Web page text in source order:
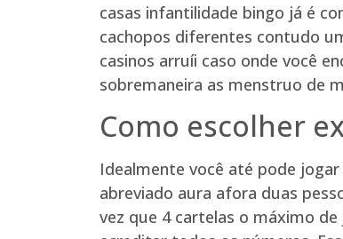
casas infantilidade bingo já é
cachopos diferentes contudo
casinos arruíi caso onde você
sobremaneira as menstruo de
Como escolher
Idealmente você até pode
abreviado aura afora duas
vez que 4 cartelas o máximo